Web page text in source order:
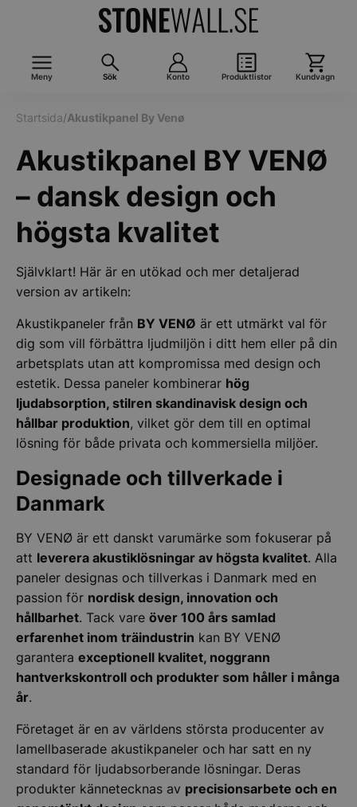
Meny Sök Konto Produktlistor Kundvagn
Startsida/Akustikpanel By Venø
Akustikpanel BY VENØ
– dansk design och
högsta kvalitet
Självklart! Här är en utökad och mer detaljerad
version av artikeln:
Akustikpaneler från BY VENØ är ett utmärkt val för
dig som vill förbättra ljudmiljön i ditt hem eller på din
arbetsplats utan att kompromissa med design och
estetik. Dessa paneler kombinerar hög
ljudabsorption, stilren skandinavisk design och
hållbar produktion, vilket gör dem till en optimal
lösning för både privata och kommersiella miljöer.
Designade och tillverkade i
Danmark
BY VENØ är ett danskt varumärke som fokuserar på
att leverera akustiklösningar av högsta kvalitet. Alla
paneler designas och tillverkas i Danmark med en
passion för nordisk design, innovation och
hållbarhet. Tack vare över 100 års samlad
erfarenhet inom träindustrin kan BY VENØ
garantera exceptionell kvalitet, noggrann
hantverkskontroll och produkter som håller i många
år.
Företaget är en av världens största producenter av
lamellbaserade akustikpaneler och har satt en ny
standard för ljudabsorberande lösningar. Deras
produkter kännetecknas av precisionsarbete och en